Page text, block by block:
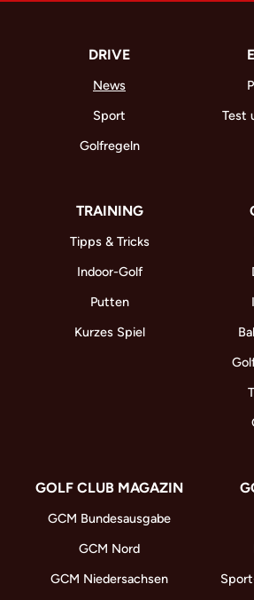
DRIVE
News
Sport
Golfregeln
Test
TRAINING
Tipps & Tricks
Indoor-Golf
Putten
Kurzes Spiel
GOLF CLUB MAGAZIN
GCM Bundesausgabe
GCM Nord
GCM Niedersachsen